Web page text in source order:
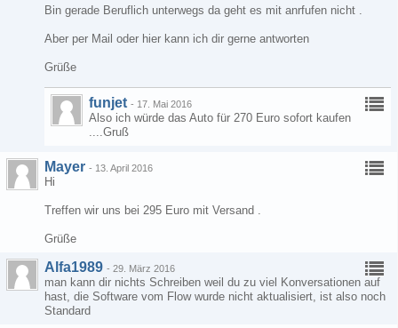
Bin gerade Beruflich unterwegs da geht es mit anrfufen nicht .
Aber per Mail oder hier kann ich dir gerne antworten
Grüße
funjet - 17. Mai 2016
Also ich würde das Auto für 270 Euro sofort kaufen
....Gruß
Mayer - 13. April 2016
Hi
Treffen wir uns bei 295 Euro mit Versand .
Grüße
Alfa1989 - 29. März 2016
man kann dir nichts Schreiben weil du zu viel Konversationen auf
hast, die Software vom Flow wurde nicht aktualisiert, ist also noch
Standard